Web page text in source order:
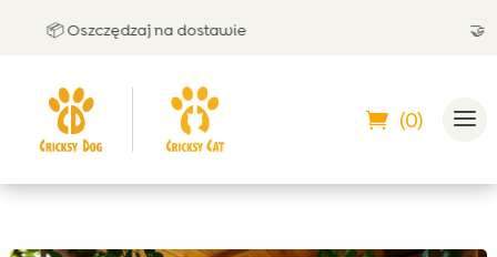
na dostawie 🤝 Możesz
(0)